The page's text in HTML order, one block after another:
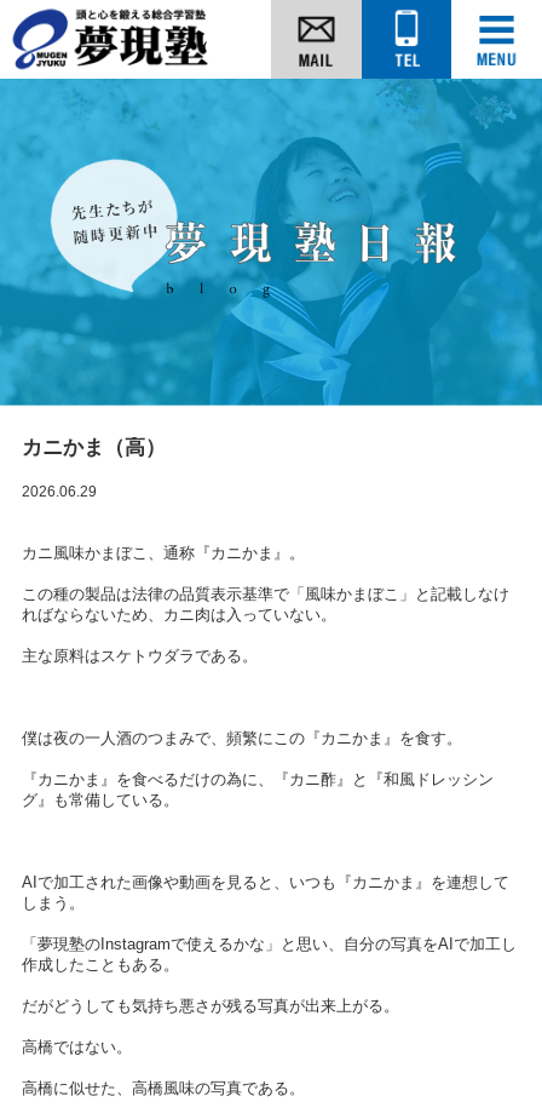
カニかま（高）
2026.06.29
カニ風味かまぼこ、通称『カニかま』。
この種の製品は法律の品質表示基準で「風味かまぼこ」と記載しなけ
ればならないため、カニ肉は入っていない。
主な原料はスケトウダラである。
僕は夜の一人酒のつまみで、頻繁にこの『カニかま』を食す。
『カニかま』を食べるだけの為に、『カニ酢』と『和風ドレッシン
グ』も常備している。
AIで加工された画像や動画を見ると、いつも『カニかま』を連想して
しまう。
「夢現塾のInstagramで使えるかな」と思い、自分の写真をAIで加工し
作成したこともある。
だがどうしても気持ち悪さが残る写真が出来上がる。
高橋ではない。
高橋に似せた、高橋風味の写真である。